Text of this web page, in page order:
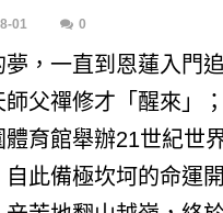
01 0
夢，一直到恩蓮入門
師父禪修才「醒來」
體育館舉辦21世紀世
自此備極坎坷的命運